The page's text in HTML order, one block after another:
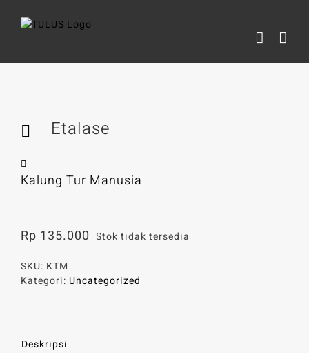
Etalase
Kalung Tur Manusia
Rp 135.000 Stok tidak tersedia
SKU: KTM
Kategori: Uncategorized
Deskripsi